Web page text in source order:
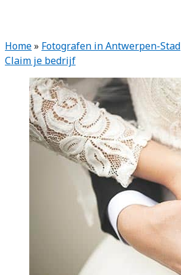
Home» Fotografen in Antwerpen-Stad
Claim je bedrijf